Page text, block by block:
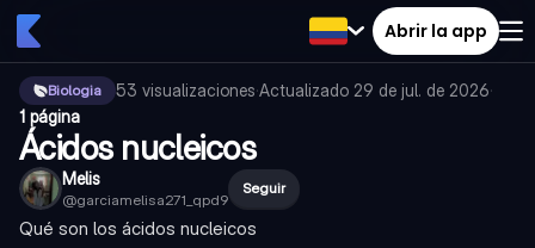
Abrir la app
Biologia 53 visualizaciones·Actualizado 29 de jul. de 2026·
1 página
Ácidos nucleicos
Melis
@garciamelisa271_qpd9
Seguir
Qué son los ácidos nucleicos